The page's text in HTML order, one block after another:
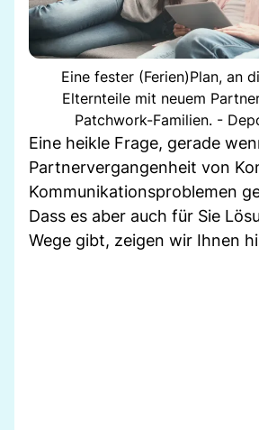
Eine fester (Ferien)Plan, an
Elternteile mit neuem
Patchwork-Familien. -
Eine heikle Frage, gerade
Partnervergangenheit von
Kommunikationsproblemen
Dass es aber auch für Sie
Wege gibt, zeigen wir Ihnen